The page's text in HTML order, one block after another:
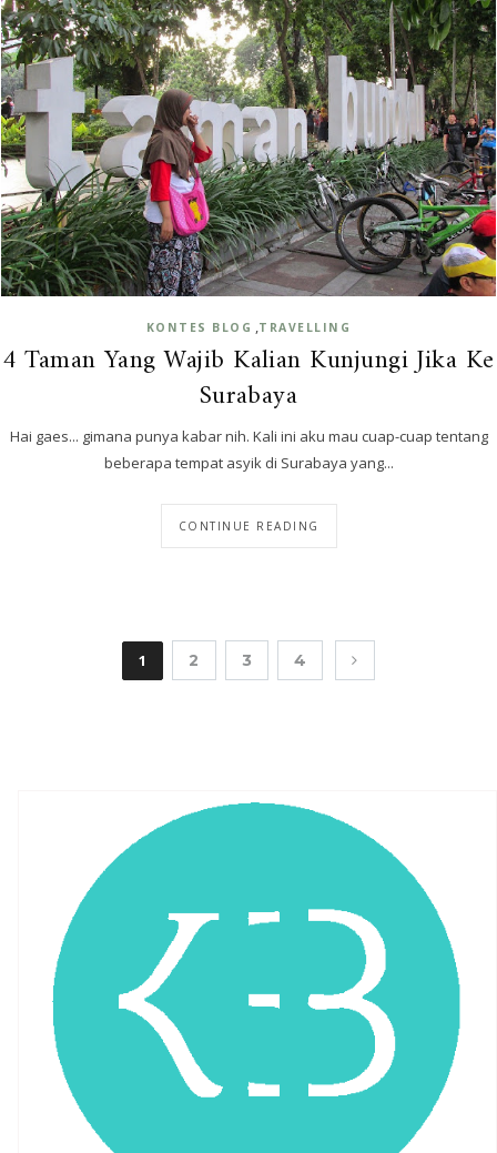
KONTES BLOG ,TRAVELLING
4 Taman Yang Wajib Kalian Kunjungi Jika Ke
Surabaya
Hai gaes... gimana punya kabar nih. Kali ini aku mau cuap-cuap tentang
beberapa tempat asyik di Surabaya yang...
CONTINUE READING
1 2 3 4